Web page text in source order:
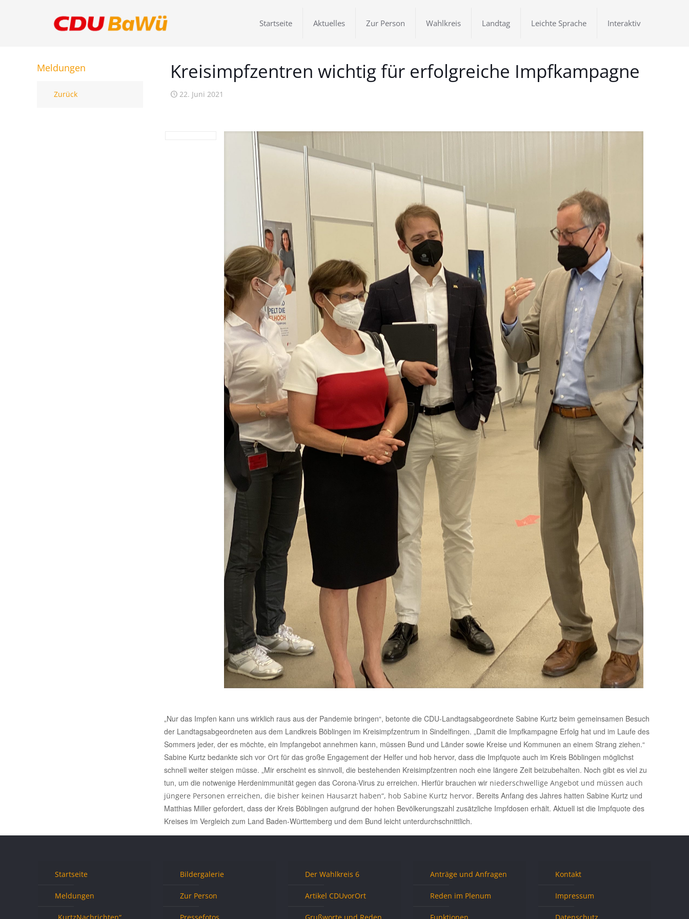
Startseite Aktuelles Zur Person Wahlkreis Landtag Leichte Sprache Interaktiv
Kreisimpfzentren wichtig für erfolgreiche Impfkampagne
22. Juni 2021
„Nur das Impfen kann uns wirklich raus aus der Pandemie bringen“, betonte die CDU-Landtagsabgeordnete Sabine Kurtz beim gemeinsamen Besuch
der Landtagsabgeordneten aus dem Landkreis Böblingen im Kreisimpfzentrum in Sindelfingen. „Damit die Impfkampagne Erfolg hat und im Laufe des
Sommers jeder, der es möchte, ein Impfangebot annehmen kann, müssen Bund und Länder sowie Kreise und Kommunen an einem Strang ziehen.“
Sabine Kurtz bedankte sich vor Ortfür das große Engagement der Helfer und hob hervor, dass die Impfquote auch im Kreis Böblingen möglichst
schnell weiter steigen müsse. „Mir erscheint es sinnvoll, die bestehenden Kreisimpfzentren noch eine längere Zeit beizubehalten. Noch gibt es viel zu
tun, um die notwenige Herdenimmunität gegen das Corona-Virus zu erreichen. Hierfür brauchen wir niederschwellige Angebot und müssen auch
jüngere Personen erreichen, die bisher keinen Hausarzt haben“, hob Sabine Kurtz hervor. Bereits Anfang des Jahres hatten Sabine Kurtz und
Matthias Miller gefordert, dass der Kreis Böblingen aufgrund der hohen Bevölkerungszahl zusätzliche Impfdosen erhält. Aktuell ist die Impfquote des
Kreises im Vergleich zum Land Baden-Württemberg und dem Bund leicht unterdurchschnittlich.
Meldungen
Zurück
Startseite
Meldungen
Bildergalerie
Zur Person
Der Wahlkreis 6
Artikel CDUvorOrt
Anträge und Anfragen
Reden im Plenum
Kontakt
Impressum